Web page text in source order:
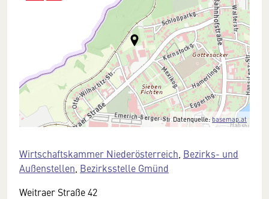
Datenquelle:basemap.at
Wirtschaftskammer Niederösterreich Bezirks- und
Außenstellen Bezirksstelle Gmünd
Weitraer Straße 42